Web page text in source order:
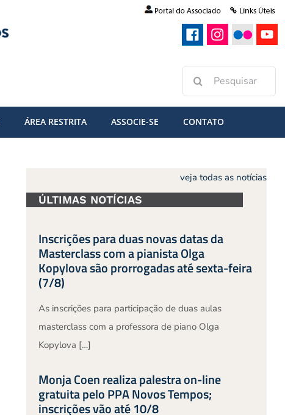
Buscar
resultados
ÁREA RESTRITA ASSOCIE-SE CONTATO
veja todas as notícias
ÚLTIMAS NOTÍCIAS
Inscrições para duas novas datas da
Masterclass com a pianista Olga
Kopylova são prorrogadas até sexta-feira
(7/8)
As inscrições para participação de duas aulas
masterclass com a professora de piano Olga
Kopylova […]
Monja Coen realiza palestra on-line
gratuita pelo PPA Novos Tempos;
inscrições vão até 10/8